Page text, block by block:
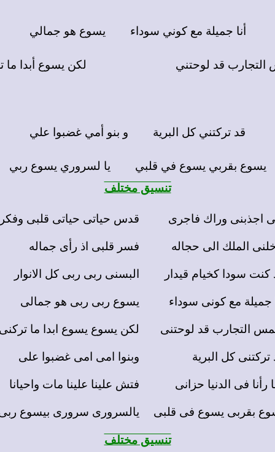
أنا جميلة مع كوني سوداء يسوع هو جمالي
التجارب قد لوحتني لكن يسوع أبدا ما
قد تركتني كل البرية و بنو أمي غضبوا علي
يسوع بقربي يسوع في قلبي يا لسروري يسوع ربي
تنسيق مختلف
اجذبنى وراك فاجرى
الملك الى حجاله
كنت سودا كخيام قيدار
جميلة مع كونى سوداء
التجارب قد لوحتنى
تركتنى كل البرية
رأنا فى الدنيا حزانى
بقربى يسوع فى قلبى
قدس حياتى حياتى قلبى
فسر قلبى اذ رأى جماله
البسنى ربى ربى كل الانوار
يسوع ربى ربى هو جمالى
لكن يسوع يسوع ابدا ما
وبنوا امى امى غضبوا على
فتش علينا علينا مات واحيانا
يالسرورى سرورى بيسوع
تنسيق مختلف